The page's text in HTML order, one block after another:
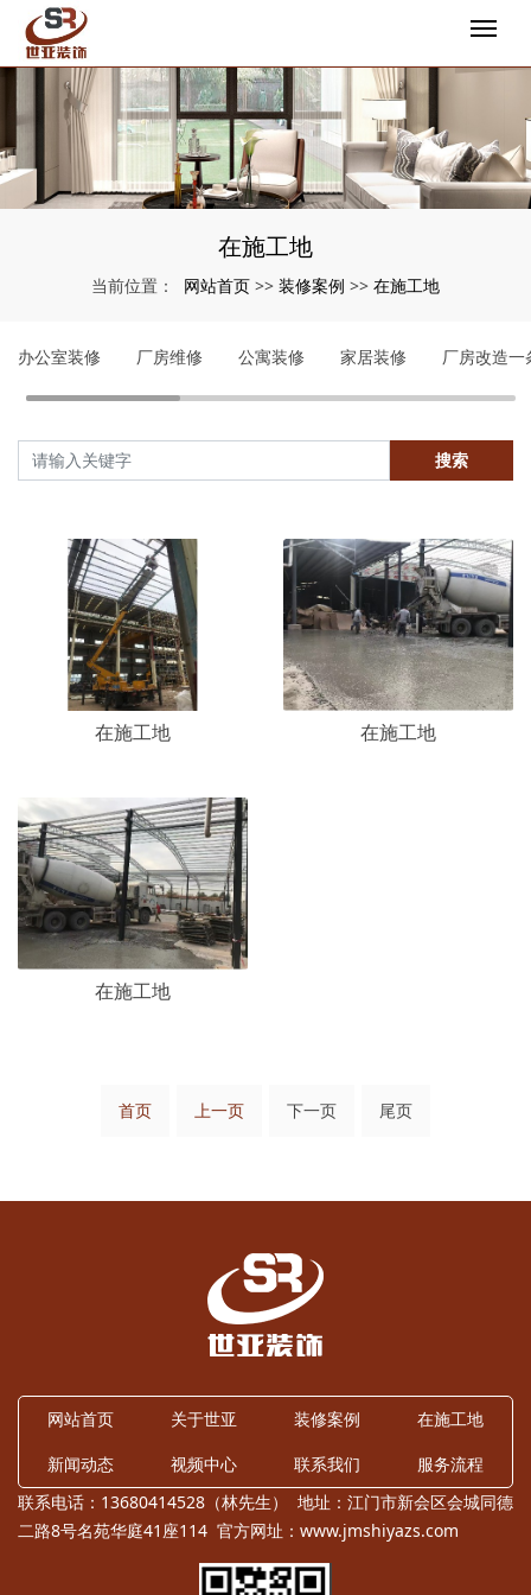
在施工地
当前位置： 网站首页 >> 装修案例 >> 在施工地
办公室装修 厂房维修 公寓装修 家居装修 厂房改造一
搜索
在施工地 在施工地
在施工地
首页 上一页 下一页 尾页
网站首页 关于世亚 装修案例
在施工地
新闻动态
视频中心 联系我们
服务流程
联系电话：13680414528（林先生） 地址：江门市新会区会城同德
二路8号名苑华庭41座114 官方网址： www.jmshiyazs.com